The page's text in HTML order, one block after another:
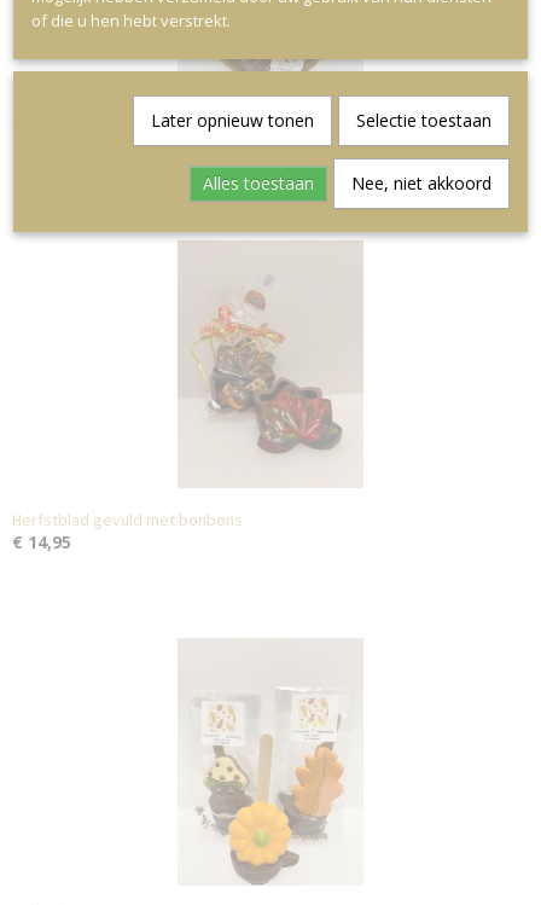
Herfst Chocolade met chocoladespek
Herfstblad gevuld met bonbons
€ 14,95
of die u hen hebt verstrekt.
Later opnieuw tonen Selectie toestaan
Alles toestaan Nee, niet akkoord